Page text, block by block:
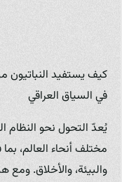
كيف يستفيد النباتيون
في السياق العراقي
يُعدّ التحول نحو النظام
مختلف أنحاء العالم،
والبيئة، والأخلاق. ومع